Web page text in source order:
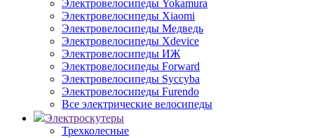
Электровелосипеды Yokamura
Электровелосипеды Xiaomi
Электровелосипеды Медведь
Электровелосипеды Xdevice
Электровелосипеды ИЖ
Электровелосипеды Forward
Электровелосипеды Syccyba
Электровелосипеды Furendo
Все электрические велосипеды
Электроскутеры
Трехколесные